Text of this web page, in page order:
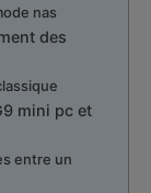
nas
des
mini pc et
entre un